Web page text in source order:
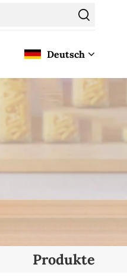
Deutsch
English
Français
Español
Produkte